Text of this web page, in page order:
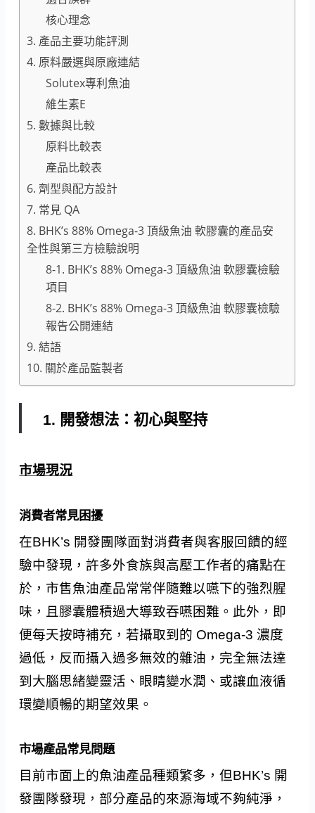
核心理念
3. 產品主要功能評測
4. 原料嚴選與原廠連結
Solutex專利魚油
維生素E
5. 數據與比較
原料比較表
產品比較表
6. 劑型與配方設計
7. 常見 QA
8. BHK’s 88% Omega-3 頂級魚油 軟膠囊的產品安
全性與第三方檢驗說明
8-1. BHK’s 88% Omega-3 頂級魚油 軟膠囊檢驗
項目
8-2. BHK’s 88% Omega-3 頂級魚油 軟膠囊檢驗
報告公開連結
9. 結語
10. 關於產品監製者
1. 開發想法：初心與堅持
市場現況
消費者常見困擾
在BHK’s 開發團隊面對消費者與客服回饋的經
驗中發現，許多外食族與高壓工作者的痛點在
於，市售魚油產品常常伴隨難以嚥下的強烈腥
味，且膠囊體積過大導致吞嚥困難。此外，即
便每天按時補充，若攝取到的 Omega-3 濃度
過低，反而攝入過多無效的雜油，完全無法達
到大腦思緒變靈活、眼睛變水潤、或讓血液循
環變順暢的期望效果。
市場產品常見問題
目前市面上的魚油產品種類繁多，但BHK’s 開
發團隊發現，部分產品的來源海域不夠純淨，